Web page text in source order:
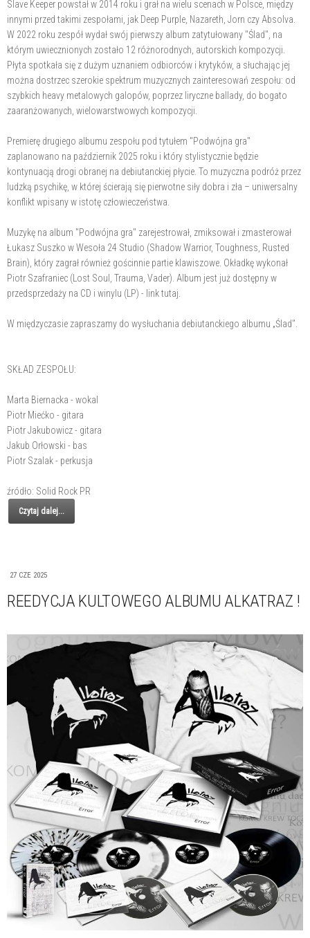
Slave Keeper powstał w 2014 roku i grał na wielu scenach w Polsce, między
innymi przed takimi zespołami, jak Deep Purple, Nazareth, Jorn czy Absolva.
W 2022 roku zespół wydał swój pierwszy album zatytułowany "Ślad", na
którym uwiecznionych zostało 12 różnorodnych, autorskich kompozycji.
Płyta spotkała się z dużym uznaniem odbiorców i krytyków, a słuchając jej
można dostrzec szerokie spektrum muzycznych zainteresowań zespołu: od
szybkich heavy metalowych galopów, poprzez liryczne ballady, do bogato
zaaranżowanych, wielowarstwowych kompozycji.
Premierę drugiego albumu zespołu pod tytułem "Podwójna gra"
zaplanowano na październik 2025 roku i który stylistycznie będzie
kontynuacją drogi obranej na debiutanckiej płycie. To muzyczna podróż przez
ludzką psychikę, w której ścierają się pierwotne siły dobra i zła – uniwersalny
konflikt wpisany w istotę człowieczeństwa.
Muzykę na album "Podwójna gra" zarejestrował, zmiksował i zmasterował
Łukasz Suszko w Wesoła 24 Studio (Shadow Warrior, Toughness, Rusted
Brain), który zagrał również gościnnie partie klawiszowe. Okładkę wykonał
Piotr Szafraniec (Lost Soul, Trauma, Vader). Album jest już dostępny w
przedsprzedaży na CD i winylu (LP) - link tutaj.
W międzyczasie zapraszamy do wysłuchania debiutanckiego albumu „Ślad".
SKŁAD ZESPOŁU:
Marta Biernacka - wokal
Piotr Miećko - gitara
Piotr Jakubowicz - gitara
Jakub Orłowski - bas
Piotr Szalak - perkusja
źródło: Solid Rock PR
Czytaj dalej...
27 CZE 2025
REEDYCJA KULTOWEGO ALBUMU ALKATRAZ !